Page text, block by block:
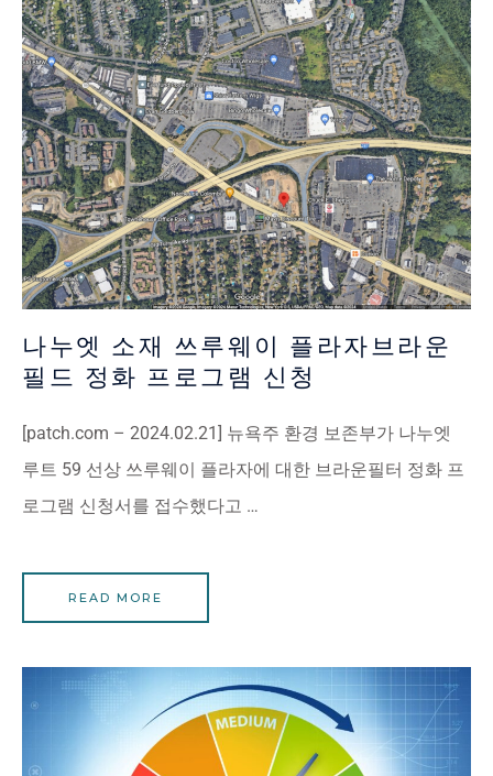
나누엣 소재 쓰루웨이 플라자브라운
필드 정화 프로그램 신청
[patch.com – 2024.02.21] 뉴욕주 환경 보존부가 나누엣
루트 59 선상 쓰루웨이 플라자에 대한 브라운필터 정화 프
로그램 신청서를 접수했다고 …
READ MORE